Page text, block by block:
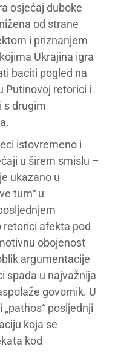
osjećaj duboke
od strane
i priznanjem
Ukrajina igra
baciti pogled na
Putinovoj retorici i
s drugim
istovremeno i
u širem smislu –
ukazano u
turn“ u
retorici afekta pod
obojenost
argumentacije
spada u najvažnija
govornik. U
„pathos“ posljednji
koja se
kod